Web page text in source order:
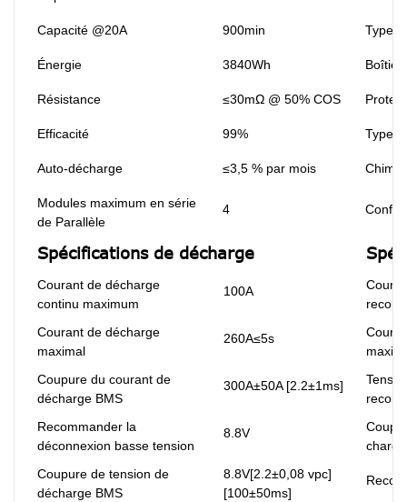
Capacité @20A 900min Type
Énergie 3840Wh Boîtier
Résistance ≤30mΩ @ 50% COS
Efficacité 99% Type
Auto-décharge ≤3,5 % par mois Chimie
Modules maximum en série
de Parallèle
4
Spécifications de décharge
Courant de décharge
continu maximum
100A
Courant de décharge
maximal
260A≤5s
Coupure du courant de
décharge BMS
300A±50A [2.2±1ms]
Recommander la
déconnexion basse tension
8.8V
Coupure de tension de
décharge BMS
8.8V[2.2±0,08 vpc]
[100±50ms]